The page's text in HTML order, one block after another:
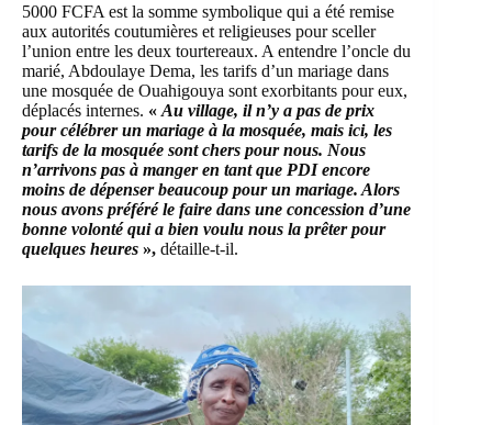
5000 FCFA est la somme symbolique qui a été remise
aux autorités coutumières et religieuses pour sceller
l’union entre les deux tourtereaux. A entendre l’oncle du
marié, Abdoulaye Dema, les tarifs d’un mariage dans
une mosquée de Ouahigouya sont exorbitants pour eux,
déplacés internes. « Au village, il n’y a pas de prix
pour célébrer un mariage à la mosquée, mais ici, les
tarifs de la mosquée sont chers pour nous. Nous
n’arrivons pas à manger en tant que PDI encore
moins de dépenser beaucoup pour un mariage. Alors
nous avons préféré le faire dans une concession d’une
bonne volonté qui a bien voulu nous la prêter pour
quelques heures », détaille-t-il.